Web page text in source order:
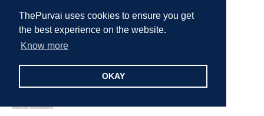
ThePurvai uses cookies to ensure you get
the best experience on the website.
Know more
OKAY
गोवर्धन दास बिन्नाणी राजा बाबू
गोविंद उपाध्याय
1 पोस्ट 0 टिप्पणी